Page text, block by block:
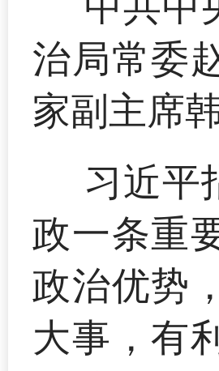
治局常委
家副主席
习近平
政一条重
政治优势
大事，有